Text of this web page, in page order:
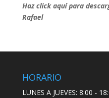
Haz click aquí para
Rafael
HORARIO
LUNES A JUEVES: 8:00 -